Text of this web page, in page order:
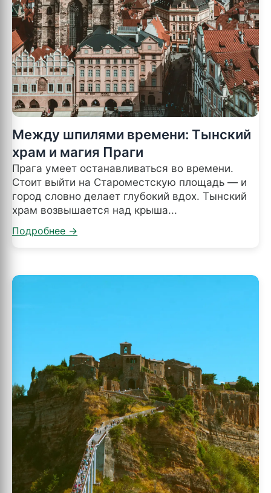
Между шпилями времени: Тынский
храм и магия Праги
Прага умеет останавливаться во времени.
Стоит выйти на Староместскую площадь — и
город словно делает глубокий вдох. Тынский
храм возвышается над крыша...